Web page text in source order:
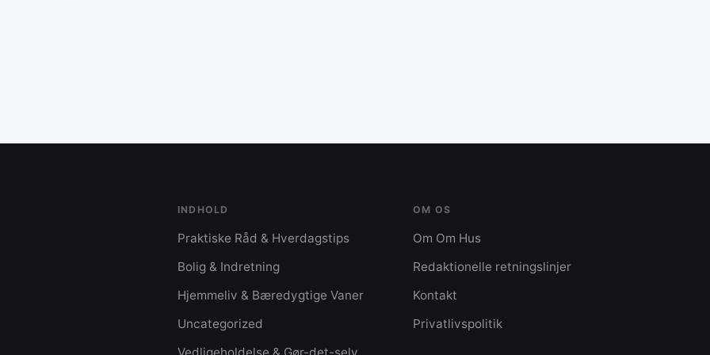
købes, skal en gammel ting fjernes for
med en farvekodet ugeplan.
Afslutningsvis opfordrer artiklen til, at
forbedringer i hverdagen, fokusere på
flow og energi i hjemmet.
INDHOLD
Praktiske Råd & Hverdagstips
Bolig & Indretning
Hjemmeliv & Bæredygtige Vaner
Uncategorized
OM OS
Om Om Hus
Redaktionelle retningslinjer
Kontakt
Privatlivspolitik